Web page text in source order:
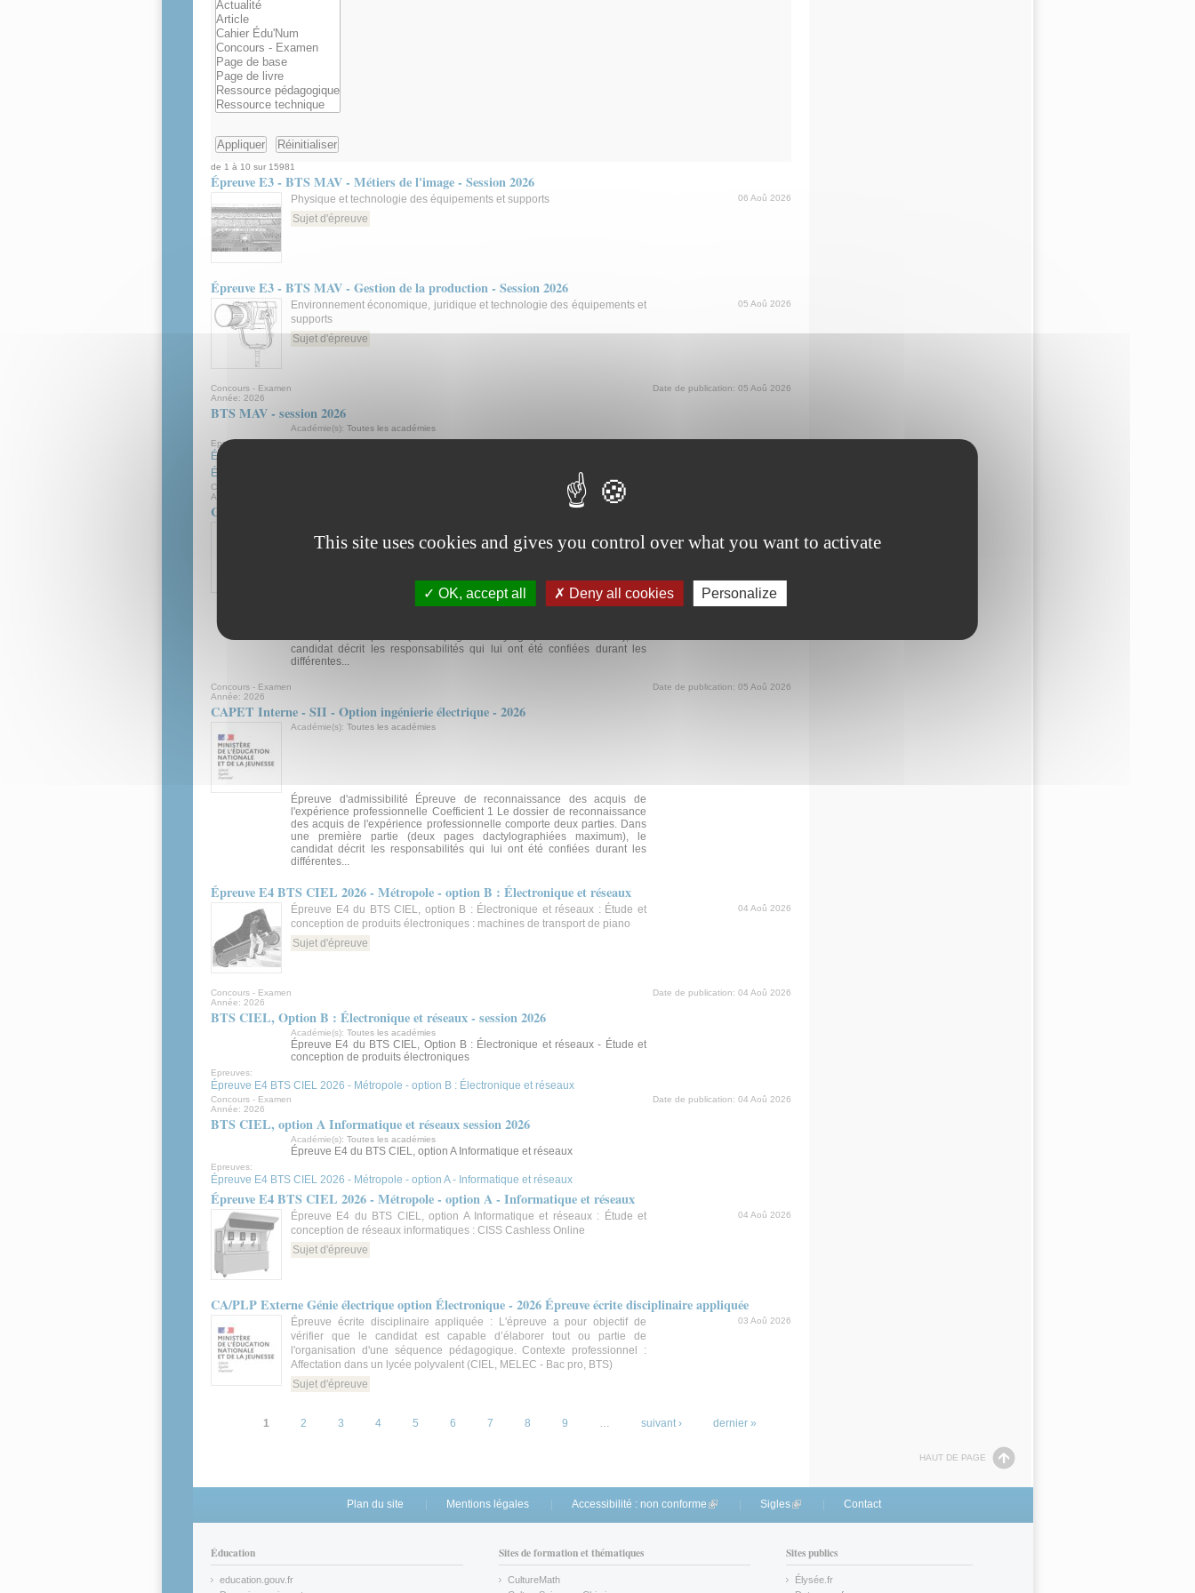
de 1 à 10 sur 15981
Épreuve E3 - BTS MAV - Métiers de l'image - Session 2026
06 Aoû 2026
Physique et technologie des équipements et supports
Sujet d'épreuve
Épreuve E3 - BTS MAV - Gestion de la production - Session 2026
05 Aoû 2026
Environnement économique, juridique et technologie des équipements et
supports
Sujet d'épreuve
Date de publication: 05 Aoû 2026
Concours - Examen
Année: 2026
BTS MAV - session 2026
Académie(s): Toutes les académies
Epreuves:
Épreuve E3 - BTS MAV - Gestion de la production - Session 2026
Épreuve E3 - BTS MAV - Métiers de l'image - Session 2026
Concours - Examen
Année:
CAPET Interne - SII - Option ingénierie informatique - 2026
Épreuve d'admissibilité Épreuve de reconnaissance des acquis de
candidat décrit les responsabilités qui lui ont été confiées durant les
différentes...
Date de publication: 05 Aoû 2026
Concours - Examen
Année: 2026
CAPET Interne - SII - Option ingénierie électrique - 2026
Académie(s): Toutes les académies
Épreuve d'admissibilité Épreuve de reconnaissance des acquis de
l'expérience professionnelle Coefficient 1 Le dossier de reconnaissance
des acquis de l'expérience professionnelle comporte deux parties. Dans
une première partie (deux pages dactylographiées maximum), le
candidat décrit les responsabilités qui lui ont été confiées durant les
différentes...
Épreuve E4 BTS CIEL 2026 - Métropole - option B : Électronique et réseaux
04 Aoû 2026
Épreuve E4 du BTS CIEL, option B : Électronique et réseaux : Étude et
conception de produits électroniques : machines de transport de piano
Sujet d'épreuve
Date de publication: 04 Aoû 2026
Concours - Examen
Année: 2026
BTS CIEL, Option B : Électronique et réseaux - session 2026
Académie(s): Toutes les académies
Épreuve E4 du BTS CIEL, Option B : Électronique et réseaux - Étude et
conception de produits électroniques
Epreuves:
Épreuve E4 BTS CIEL 2026 - Métropole - option B : Électronique et réseaux
Date de publication: 04 Aoû 2026
Concours - Examen
Année: 2026
BTS CIEL, option A Informatique et réseaux session 2026
Académie(s): Toutes les académies
Épreuve E4 du BTS CIEL, option A Informatique et réseaux
Epreuves:
Épreuve E4 BTS CIEL 2026 - Métropole - option A - Informatique et réseaux
Épreuve E4 BTS CIEL 2026 - Métropole - option A - Informatique et réseaux
04 Aoû 2026
Épreuve E4 du BTS CIEL, option A Informatique et réseaux : Étude et
conception de réseaux informatiques : CISS Cashless Online
Sujet d'épreuve
CA/PLP Externe Génie électrique option Électronique - 2026 Épreuve écrite disciplinaire appliquée
03 Aoû 2026
Épreuve écrite disciplinaire appliquée : L'épreuve a pour objectif de
vérifier que le candidat est capable d’élaborer tout ou partie de
l'organisation d'une séquence pédagogique. Contexte professionnel :
Affectation dans un lycée polyvalent (CIEL, MELEC - Bac pro, BTS)
Sujet d'épreuve
1 2 3 4 5 6 7 8 9 suivant › dernier »
HAUT DE PAGE
Plan du site Mentions légales Accessibilité : non conforme (link is external)
Sigles(link is external)
Contact
Éducation
education.gouv.fr
Sites de formation et thématiques
CultureMath
Sites publics
Élysée.fr
This site uses cookies and gives you control over what you want to activate
OK, accept all Deny all cookies Personalize